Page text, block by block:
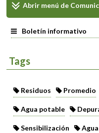
Abrir menú de
Boletín informativo
Tags
Residuos Promedio
Agua potable
Sensibilización Agua